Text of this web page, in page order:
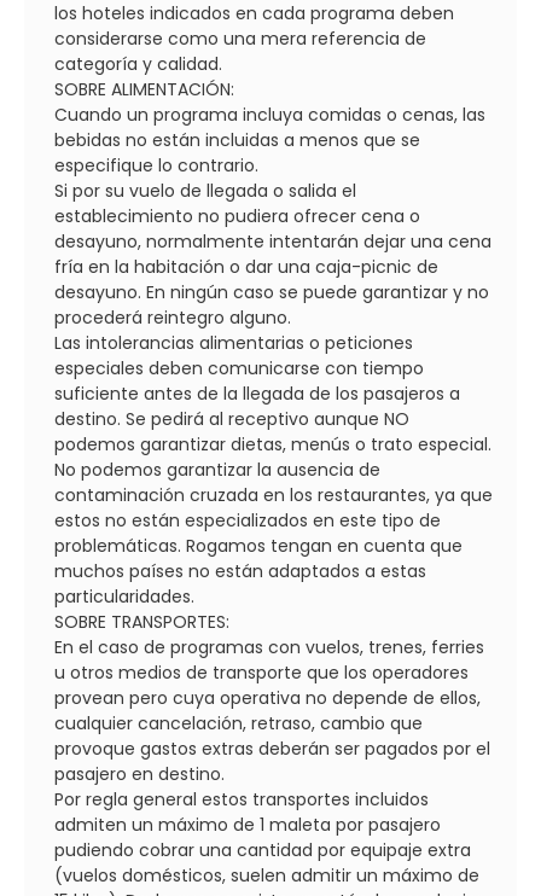
los hoteles indicados en cada programa deben
considerarse como una mera referencia de
categoría y calidad.
SOBRE ALIMENTACIÓN:
Cuando un programa incluya comidas o cenas, las
bebidas no están incluidas a menos que se
especifique lo contrario.
Si por su vuelo de llegada o salida el
establecimiento no pudiera ofrecer cena o
desayuno, normalmente intentarán dejar una cena
fría en la habitación o dar una caja-picnic de
desayuno. En ningún caso se puede garantizar y no
procederá reintegro alguno.
Las intolerancias alimentarias o peticiones
especiales deben comunicarse con tiempo
suficiente antes de la llegada de los pasajeros a
destino. Se pedirá al receptivo aunque NO
podemos garantizar dietas, menús o trato especial.
No podemos garantizar la ausencia de
contaminación cruzada en los restaurantes, ya que
estos no están especializados en este tipo de
problemáticas. Rogamos tengan en cuenta que
muchos países no están adaptados a estas
particularidades.
SOBRE TRANSPORTES:
En el caso de programas con vuelos, trenes, ferries
u otros medios de transporte que los operadores
provean pero cuya operativa no depende de ellos,
cualquier cancelación, retraso, cambio que
provoque gastos extras deberán ser pagados por el
pasajero en destino.
Por regla general estos transportes incluidos
admiten un máximo de 1 maleta por pasajero
pudiendo cobrar una cantidad por equipaje extra
(vuelos domésticos, suelen admitir un máximo de